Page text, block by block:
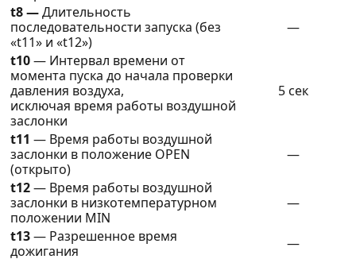
t8 —Длительность
последовательности запуска (без
«t11» и «t12»)
—
t10— Интервал времени от
момента пуска до начала проверки
давления воздуха,
исключая время работы воздушной
заслонки
5 сек
t11 — Время работы воздушной
заслонки в положение OPEN
(открыто)
—
t12— Время работы воздушной
заслонки в низкотемпературном
положении MIN
—
t13— Разрешенное время
дожигания
—